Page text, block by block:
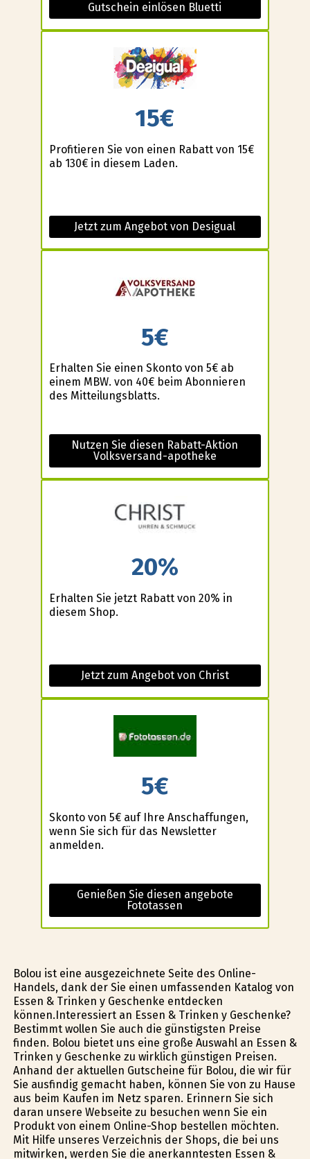
Gutschein einlösen Bluetti
15€
Profitieren Sie von einen Rabatt von 15€
ab 130€ in diesem Laden.
Jetzt zum Angebot von Desigual
5€
Erhalten Sie einen Skonto von 5€ ab
einem MBW. von 40€ beim Abonnieren
des Mitteilungsblatts.
Nutzen Sie diesen Rabatt-Aktion
Volksversand-apotheke
20%
Erhalten Sie jetzt Rabatt von 20% in
diesem Shop.
Jetzt zum Angebot von Christ
5€
Skonto von 5€ auf Ihre Anschaffungen,
wenn Sie sich für das Newsletter
anmelden.
Genießen Sie diesen angebote
Fototassen
Bolou ist eine ausgezeichnete Seite des Online-
Handels, dank der Sie einen umfassenden Katalog von
Essen & Trinken y Geschenke entdecken
können.Interessiert an Essen & Trinken y Geschenke?
Bestimmt wollen Sie auch die günstigsten Preise
finden. Bolou bietet uns eine große Auswahl an Essen &
Trinken y Geschenke zu wirklich günstigen Preisen.
Anhand der aktuellen Gutscheine für Bolou, die wir für
Sie ausfindig gemacht haben, können Sie von zu Hause
aus beim Kaufen im Netz sparen. Erinnern Sie sich
daran unsere Webseite zu besuchen wenn Sie ein
Produkt von einem Online-Shop bestellen möchten.
Mit Hilfe unseres Verzeichnis der Shops, die bei uns
mitwirken, werden Sie die anerkanntesten Essen &